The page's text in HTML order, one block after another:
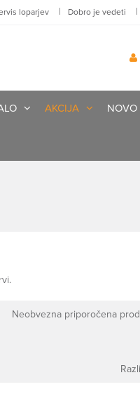
loparjev | Dobro je vedeti |
AKCIJA NOVO
Neobvezna priporočena